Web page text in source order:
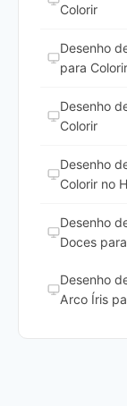
Colorir
Desenho
para Colorir
Desenho
Colorir
Desenho
Colorir no
Desenho
Doces
Desenho
Arco Íris